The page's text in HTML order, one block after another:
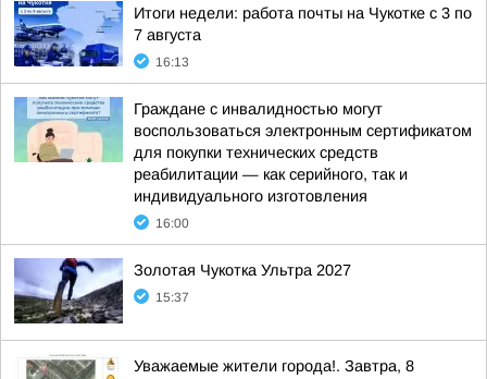
Итоги недели: работа почты на Чукотке с 3 по
7 августа
16:13
Граждане с инвалидностью могут
воспользоваться электронным сертификатом
для покупки технических средств
реабилитации — как серийного, так и
индивидуального изготовления
16:00
Золотая Чукотка Ультра 2027
15:37
Уважаемые жители города!. Завтра, 8